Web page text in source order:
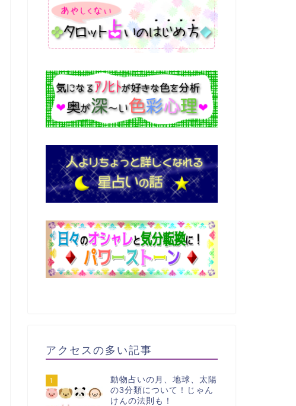
アクセスの多い記事
1
動物占いの月、地球、太陽
の3分類について！じゃん
けんの法則も！